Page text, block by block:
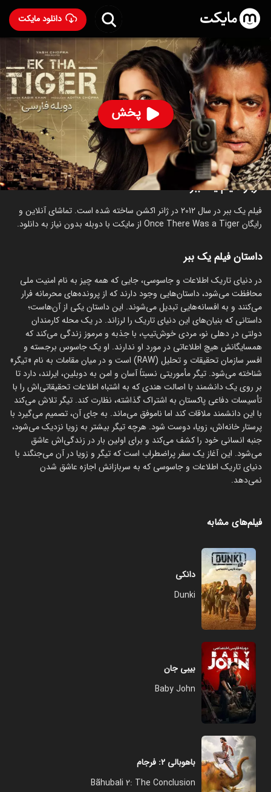
دانلود مایکت
پخش
فیلم هندی یک ببر با دوبله فارسی
- Once There Was a
Tiger 2012
۲,۱۵۳ 89% ۵.۶
ساخت هند سال 2012
رده سنی ۱۸+
هندی
اکشن عاشقانه
درباره فیلم یک ببر
فیلم یک ببر در سال 2012 در ژانر اکشن ساخته شده است. تماشای آنلاین و
رایگان Once There Was a Tiger از مایکت با دوبله بدون نیاز به دانلود.
داستان فیلم یک ببر
در دنیای تاریک اطلاعات و جاسوسی، جایی که همه چیز به نام امنیت ملی
محافظت می‌شود، داستان‌هایی وجود دارند که از پرونده‌های محرمانه فرار
می‌کنند و به افسانه‌هایی تبدیل می‌شوند. این داستان یکی از آن‌هاست؛
داستانی که بنیان‌های این دنیای تاریک را لرزاند. در یک محله کارمندان
دولتی در دهلی نو، مردی خوش‌تیپ، با جذبه و مرموز زندگی می‌کند که
همسایگانش هیچ اطلاعاتی در مورد او ندارند. او یک جاسوس برجسته و
افسر سازمان تحقیقات و تحلیل (RAW) است و در میان مقامات به نام «تیگر»
شناخته می‌شود. تیگر مأموریتی نسبتاً آسان و امن به دوبلین، ایرلند، دارد تا
بر روی یک دانشمند با اصالت هندی که به اشتباه اطلاعات تحقیقاتی‌اش را با
تأسیسات دفاعی پاکستان به اشتراک گذاشته، نظارت کند. تیگر تلاش می‌کند
با این دانشمند ملاقات کند اما ناموفق می‌ماند. به جای آن، تصمیم می‌گیرد با
پرستار خانه‌اش، زویا، دوست شود. هرچه تیگر بیشتر به زویا نزدیک می‌شود،
جنبه انسانی خود را کشف می‌کند و برای اولین بار در زندگی‌اش عاشق
می‌شود. این آغاز یک سفر پراضطراب است که تیگر و زویا در آن می‌جنگند با
دنیای تاریک اطلاعات و جاسوسی که به سربازانش اجازه عاشق شدن
نمی‌دهد.
فیلم‌های مشابه
دانکی
Dunki
بیبی جان
Baby John
باهوبالی ۲: فرجام
Bãhubali 2: The Conclusion